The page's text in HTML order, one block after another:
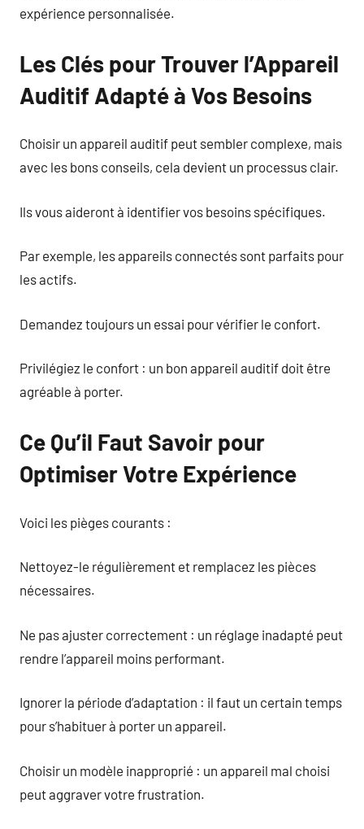
expérience personnalisée.
Les Clés pour Trouver l’Appareil
Auditif Adapté à Vos Besoins
Choisir un appareil auditif peut sembler complexe, mais
avec les bons conseils, cela devient un processus clair.
Ils vous aideront à identifier vos besoins spécifiques.
Par exemple, les appareils connectés sont parfaits pour
les actifs.
Demandez toujours un essai pour vérifier le confort.
Privilégiez le confort : un bon appareil auditif doit être
agréable à porter.
Ce Qu’il Faut Savoir pour
Optimiser Votre Expérience
Voici les pièges courants :
Nettoyez-le régulièrement et remplacez les pièces
nécessaires.
Ne pas ajuster correctement : un réglage inadapté peut
rendre l’appareil moins performant.
Ignorer la période d’adaptation : il faut un certain temps
pour s’habituer à porter un appareil.
Choisir un modèle inapproprié : un appareil mal choisi
peut aggraver votre frustration.